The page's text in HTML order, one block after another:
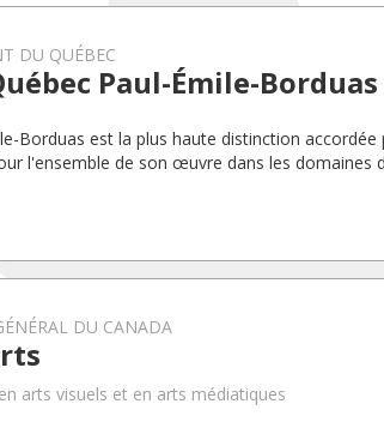
DU QUÉBEC
Paul-Émile-Borduas
Borduas est la plus haute distinction
l'ensemble de son œuvre dans les domaines
DU CANADA
arts visuels et en arts médiatiques